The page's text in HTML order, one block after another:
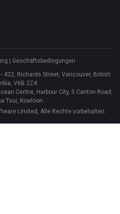
Geschäftsbedingungen
422, Richards Street, Vancouver, British
V6B 2Z4
Centre, Harbour City, 5 Canton Road,
Tsui, Kowloon
Limited, Alle Rechte vorbehalten.